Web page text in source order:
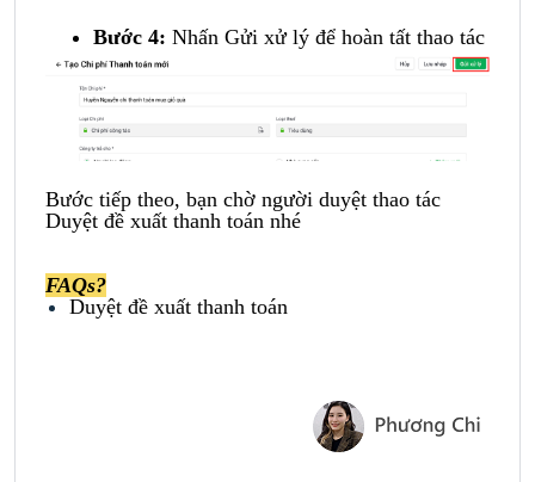
Bước 4: Nhấn Gửi xử lý để hoàn tất thao tác
Bước tiếp theo, bạn chờ người duyệt thao tác
Duyệt đề xuất thanh toán nhé
FAQs?
Duyệt đề xuất thanh toán